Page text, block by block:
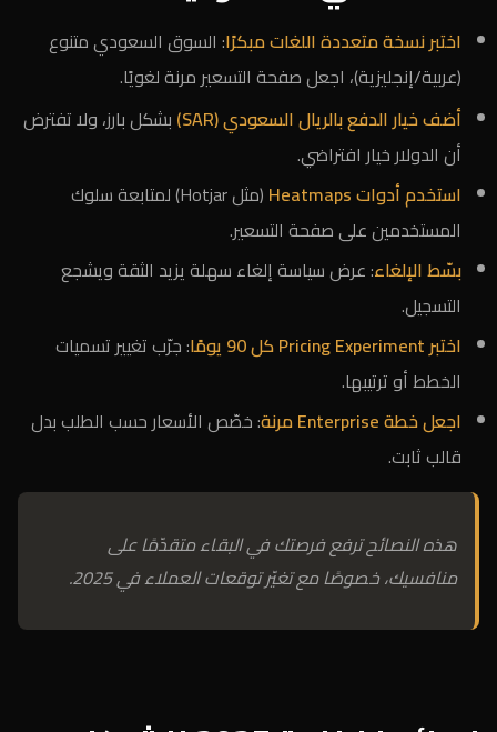
اختبر نسخة متعددة اللغات مبكرًا: السوق السعودي متنوع
(عربية/إنجليزية)، اجعل صفحة التسعير مرنة لغويًا.
أضف خيار الدفع بالريال السعودي (SAR)
بشكل بارز، ولا تفترض
أن الدولار خيار افتراضي.
استخدم أدوات Heatmaps
(مثل Hotjar) لمتابعة سلوك
المستخدمين على صفحة التسعير.
بسّط الإلغاء: عرض سياسة إلغاء سهلة يزيد الثقة ويشجع
التسجيل.
اختبر Pricing Experiment كل 90 يومًا
: جرّب تغيير تسميات
الخطط أو ترتيبها.
اجعل خطة Enterprise مرنة
: خصّص الأسعار حسب الطلب بدل
قالب ثابت.
هذه النصائح ترفع فرصتك في البقاء متقدّمًا على
منافسيك، خصوصًا مع تغيّر توقعات العملاء في 2025.